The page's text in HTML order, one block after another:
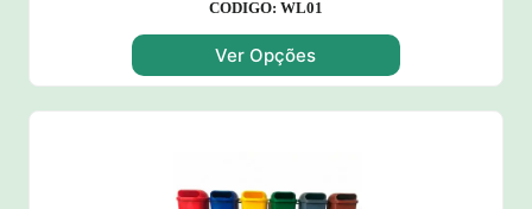
CODIGO: WL01
Ver Opções